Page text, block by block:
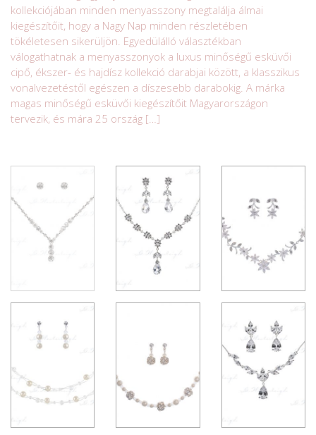
kollekciójában minden menyasszony megtalálja álmai
kiegészítőit, hogy a Nagy Nap minden részletében
tökéletesen sikerüljön. Egyedülálló választékban
válogathatnak a menyasszonyok a luxus minőségű esküvői
cipő, ékszer- és hajdísz kollekció darabjai között, a klasszikus
vonalvezetéstől egészen a díszesebb darabokig. A márka
magas minőségű esküvői kiegészítőit Magyarországon
tervezik, és mára 25 ország […]